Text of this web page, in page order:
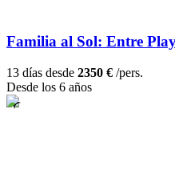
Familia al Sol: Entre
13 días desde 2350 € /pers.
Desde los 6 años